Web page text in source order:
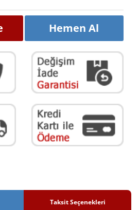
Hemen Al
Taksit Seçenekleri